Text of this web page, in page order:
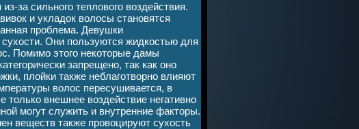
за сильного теплового воздействия.
и укладок волосы становятся
проблема. Девушки
Они пользуются жидкостью для
Помимо этого некоторые дамы
запрещено, так как оно
плойки также неблаготворно влияют
волос пересушивается, в
только внешнее воздействие негативно
могут служить и внутренние факторы.
веществ также провоцируют сухость